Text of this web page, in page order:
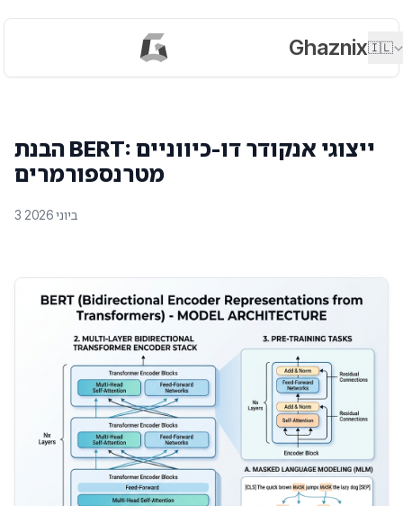
Ghaznix🇮🇱
הבנת BERT: ייצוגי אנקודר דו-כיווניים
מטרנספורמרים
3 ביוני 2026